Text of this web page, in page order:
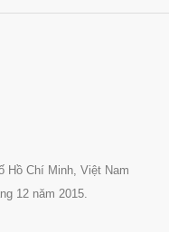
Hồ Chí Minh, Việt Nam
12 năm 2015.